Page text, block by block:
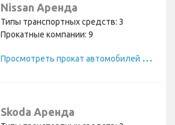
Nissan Аренда
Типы транспортных средств: 3
Прокатные компании: 9
П
росмотреть прокат автомобилей Nissan
Skoda Аренда